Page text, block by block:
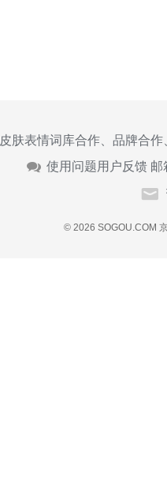
皮肤表情词库合作、品牌合
使用问题用户反馈 邮
© 2026 SOGOU.COM